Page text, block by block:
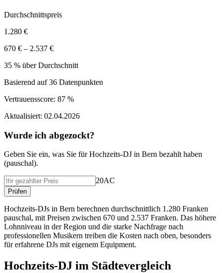
Durchschnittspreis
1.280 €
670 € – 2.537 €
35 % über Durchschnitt
Basierend auf36 Datenpunkten
Vertrauensscore: 87 %
Aktualisiert: 02.04.2026
Wurde ich abgezockt?
Geben Sie ein, was Sie fürHochzeits-DJ in Bern bezahlt haben
(pauschal).
20AC
Prüfen
Hochzeits-DJs in Bern berechnen durchschnittlich 1.280 Franken
pauschal, mit Preisen zwischen 670 und 2.537 Franken. Das höhere
Lohnniveau in der Region und die starke Nachfrage nach
professionellen Musikern treiben die Kosten nach oben, besonders
für erfahrene DJs mit eigenem Equipment.
Hochzeits-DJ im Städtevergleich